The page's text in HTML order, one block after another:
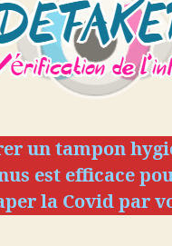
la
par
un tampon
est efficace
la Covid par